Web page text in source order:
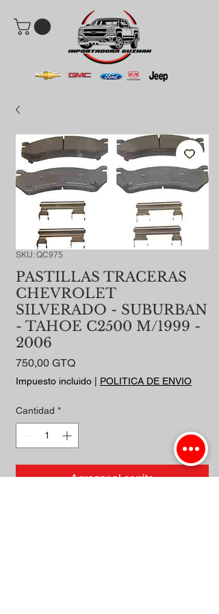
SKU: QC975
PASTILLAS TRACERAS
CHEVROLET
SILVERADO - SUBURBAN
- TAHOE C2500 M/1999 -
2006
750,00 GTQPrecio
Impuesto incluido POLITICA DE ENVIO
Cantidad *
Agregar al carrito